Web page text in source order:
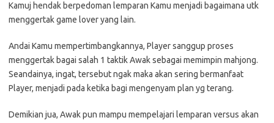
Kamuj hendak berpedoman lemparan Kamu menjadi bagaimana utk
menggertak game lover yang lain.
Andai Kamu mempertimbangkannya, Player sanggup proses
menggertak bagai salah 1 taktik Awak sebagai memimpin mahjong.
Seandainya, ingat, tersebut ngak maka akan sering bermanfaat
Player, menjadi pada ketika bagi mengenyam plan yg terang.
Demikian jua, Awak pun mampu mempelajari lemparan versus akan